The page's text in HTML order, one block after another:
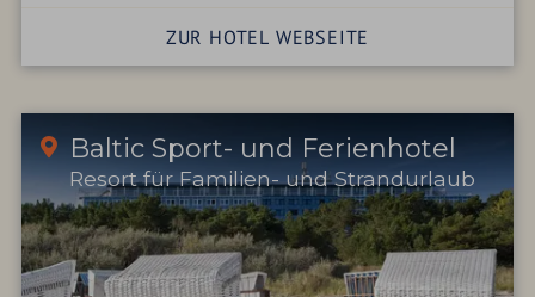
ZUR HOTEL WEBSEITE
Baltic Sport- und Ferienhotel
Resort für Familien- und Strandurlaub